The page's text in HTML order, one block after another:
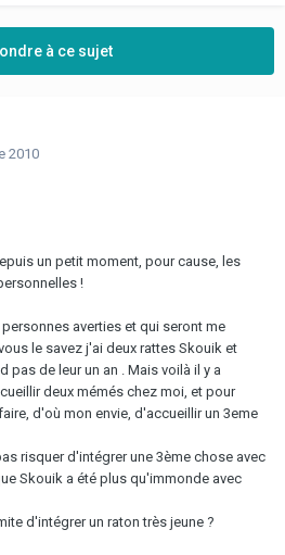
à ce sujet
2010
un petit moment, pour cause, les
!
averties et qui seront me
le savez j'ai deux rattes Skouik et
pas de leur un an . Mais voilà il y a
deux mémés chez moi, et pour
d'où mon envie, d'accueillir un 3eme
risquer d'intégrer une 3ème chose avec
Skouik a été plus qu'immonde avec
d'intégrer un raton très jeune ?